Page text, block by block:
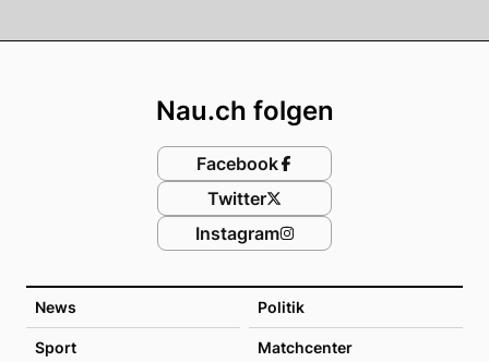
News Politik
Sport Matchcenter
Nau.ch folgen
Facebook
Twitter
Instagram